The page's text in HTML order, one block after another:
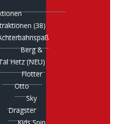
(38)
Berg &
Hetz (NEU)
Flotter
Otto
Sky
Dragster
Kids Spin